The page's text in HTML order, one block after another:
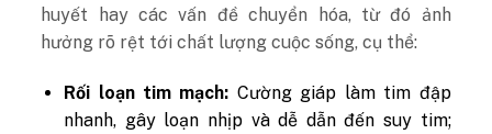
huyết hay các vấn đề chuyển hóa, từ đó ảnh
hưởng rõ rệt tới chất lượng cuộc sống, cụ thể:
Rối loạn tim mạch: Cường giáp làm tim đập
nhanh, gây loạn nhịp và dễ dẫn đến suy tim;